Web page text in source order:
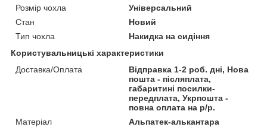
Розмір чохла
Універсальний
Стан
Новий
Тип чохла
Накидка на сидіння
Користувальницькі характеристики
Доставка/Оплата
Відправка 1-2 роб. дні, Нова
пошта - післяплата,
габаритині посилки-
передплата, Укрпошта -
повна оплата на р/р.
Матеріал
Альпатек-алькантара